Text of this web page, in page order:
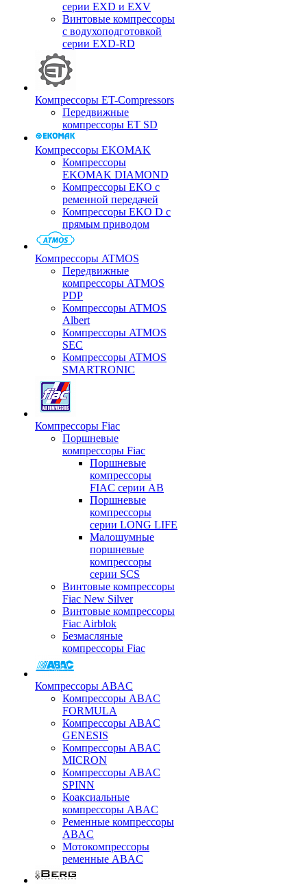
серии EXD и EXV
Винтовые компрессоры
с водухоподготовкой
серии EXD-RD
Компрессоры ET-Compressors
Передвижные
компрессоры ET SD
Компрессоры EKOMAK
Компрессоры
EKOMAK DIAMOND
Компрессоры EKO c
ременной передачей
Компрессоры EKO D с
прямым приводом
Компрессоры ATMOS
Передвижные
компрессоры ATMOS
PDP
Компрессоры ATMOS
Albert
Компрессоры ATMOS
SEC
Компрессоры ATMOS
SMARTRONIC
Компрессоры Fiac
Поршневые
компрессоры Fiac
Поршневые
компрессоры
FIAC серии AB
Поршневые
компрессоры
серии LONG LIFE
Малошумные
поршневые
компрессоры
серии SCS
Винтовые компрессоры
Fiac New Silver
Винтовые компрессоры
Fiac Airblok
Безмасляные
компрессоры Fiac
Компрессоры ABAC
Компрессоры ABAC
FORMULA
Компрессоры ABAC
GENESIS
Компрессоры ABAC
MICRON
Компрессоры ABAC
SPINN
Коаксиальные
компрессоры ABAC
Ременные компрессоры
ABAC
Мотокомпрессоры
ременные ABAC